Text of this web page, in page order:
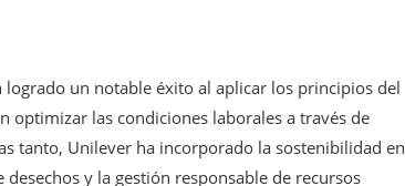
logrado un notable éxito al aplicar los principios del
optimizar las condiciones laborales a través de
tanto, Unilever ha incorporado la sostenibilidad en
y la gestión responsable de recursos